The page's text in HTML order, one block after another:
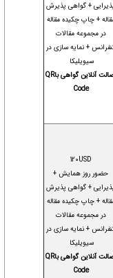
+ گواهی پذیرش
+ چاپ چکیده مقاله
در مجموعه مقالات
+ نمایه سازی در
سیویلیکا
اصالت آنلاین گواهی باQR
Code
120USD
حضور روز همایش +
+ گواهی پذیرش
+ چاپ چکیده مقاله
در مجموعه مقالات
+ نمایه سازی در
سیویلیکا
اصالت آنلاین گواهی باQR
Code